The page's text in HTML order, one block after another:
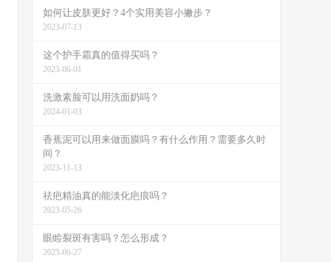
如何让皮肤更好？4个实用美容小撇步？
2023-07-13
这个护手霜真的值得买吗？
2023-06-01
洗激素脸可以用洗面奶吗？
2024-01-03
香蕉泥可以用来做面膜吗？有什么作用？需要多久时
间？
2023-11-13
祛疤精油真的能淡化疤痕吗？
2023-05-26
眼睑裂斑有害吗？怎么形成？
2023-06-27